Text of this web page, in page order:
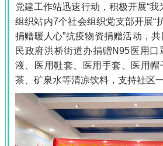
党建工作站迅速行动，积极开展“我
组织站内7个社会组织党支部开展“
捐赠暖人心”抗疫物资捐赠活动，
民政府洪桥街道办捐赠N95医用
液、医用鞋套、医用手套、医用
茶、矿泉水等清凉饮料，支持社区